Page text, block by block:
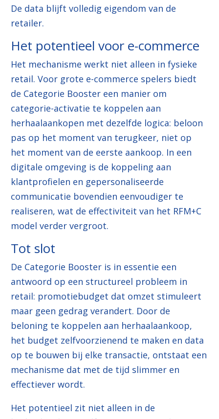
De data blijft volledig eigendom van de
retailer.
Het potentieel voor e-commerce
Het mechanisme werkt niet alleen in fysieke
retail. Voor grote e-commerce spelers biedt
de Categorie Booster een manier om
categorie-activatie te koppelen aan
herhaalaankopen met dezelfde logica: beloon
pas op het moment van terugkeer, niet op
het moment van de eerste aankoop. In een
digitale omgeving is de koppeling aan
klantprofielen en gepersonaliseerde
communicatie bovendien eenvoudiger te
realiseren, wat de effectiviteit van het RFM+C
model verder vergroot.
Tot slot
De Categorie Booster is in essentie een
antwoord op een structureel probleem in
retail: promotiebudget dat omzet stimuleert
maar geen gedrag verandert. Door de
beloning te koppelen aan herhaalaankoop,
het budget zelfvoorzienend te maken en data
op te bouwen bij elke transactie, ontstaat een
mechanisme dat met de tijd slimmer en
effectiever wordt.
Het potentieel zit niet alleen in de